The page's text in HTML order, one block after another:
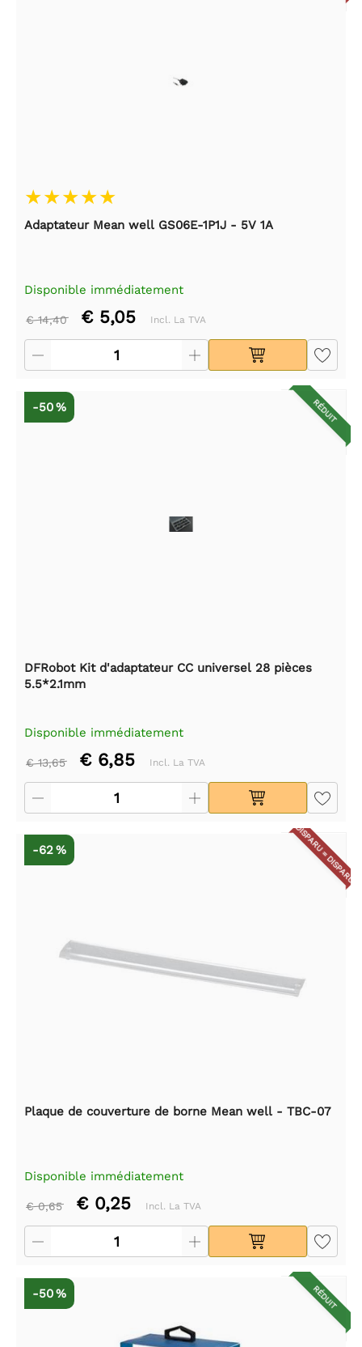
Adaptateur Mean well GS06E-1P1J - 5V 1A
Disponible immédiatement
€ 14,40 € 5,05 Incl. La TVA
RÉDUIT
-50 %
DFRobot Kit d'adaptateur CC universel 28 pièces
5.5*2.1mm
Disponible immédiatement
€ 13,65 € 6,85 Incl. La TVA
DISPARU = DISPARU
-62 %
Plaque de couverture de borne Mean well - TBC-07
Disponible immédiatement
€ 0,65 € 0,25 Incl. La TVA
RÉDUIT
-50 %